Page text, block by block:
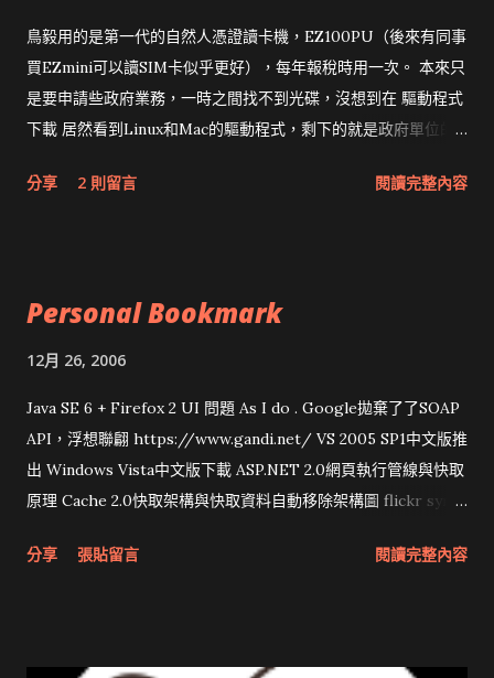
鳥毅用的是第一代的自然人憑證讀卡機，EZ100PU（後來有同事
買EZmini可以讀SIM卡似乎更好），每年報稅時用一次。 本來只
是要申請些政府業務，一時之間找不到光碟，沒想到在 驅動程式
下載 居然看到Linux和Mac的驅動程式，剩下的就是政府單位的
分享 2 則留言 閱讀完整內容
Personal Bookmark
12月 26, 2006
Java SE 6 + Firefox 2 UI 問題 As I do . Google拋棄了了SOAP
API，浮想聯翩 https://www.gandi.net/ VS 2005 SP1中文版推
出 Windows Vista中文版下載 ASP.NET 2.0網頁執行管線與快取
原理 Cache 2.0快取架構與快取資料自動移除架構圖 flickr sync
圖治推動改革 Wait and see 國內某SOC疑遭駭客入侵 大砲開講
分享 張貼留言 閱讀完整內容